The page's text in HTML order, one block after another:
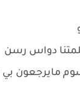
دواس رسن
مايرجعون بي